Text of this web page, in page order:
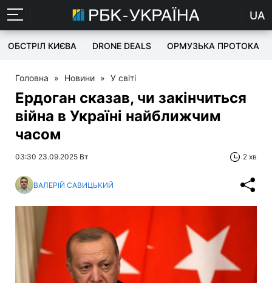
UA
ОБСТРІЛ КИЄВА DRONE DEALS ОРМУЗЬКА ПРОТОКА
Головна » Новини » У світі
Ердоган сказав, чи закінчиться
війна в Україні найближчим
часом
03:30 23.09.2025 Вт 2 хв
ВАЛЕРІЙ САВИЦЬКИЙ